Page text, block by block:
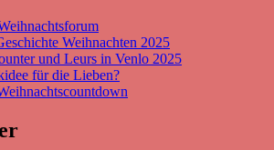
Weihnachten 2025
und Leurs in Venlo 2025
für die Lieben?